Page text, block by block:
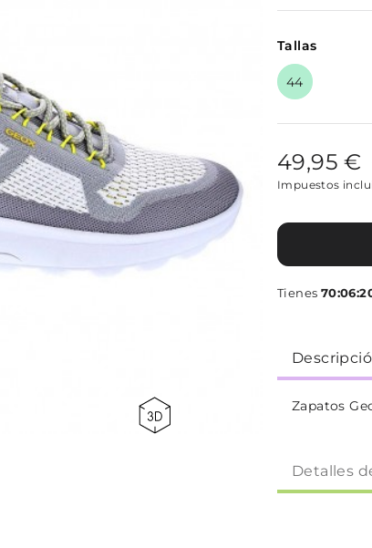
Tallas
44
49,95 €
Impuestos
Tienes 70:06:19
Zapatos
Detalles